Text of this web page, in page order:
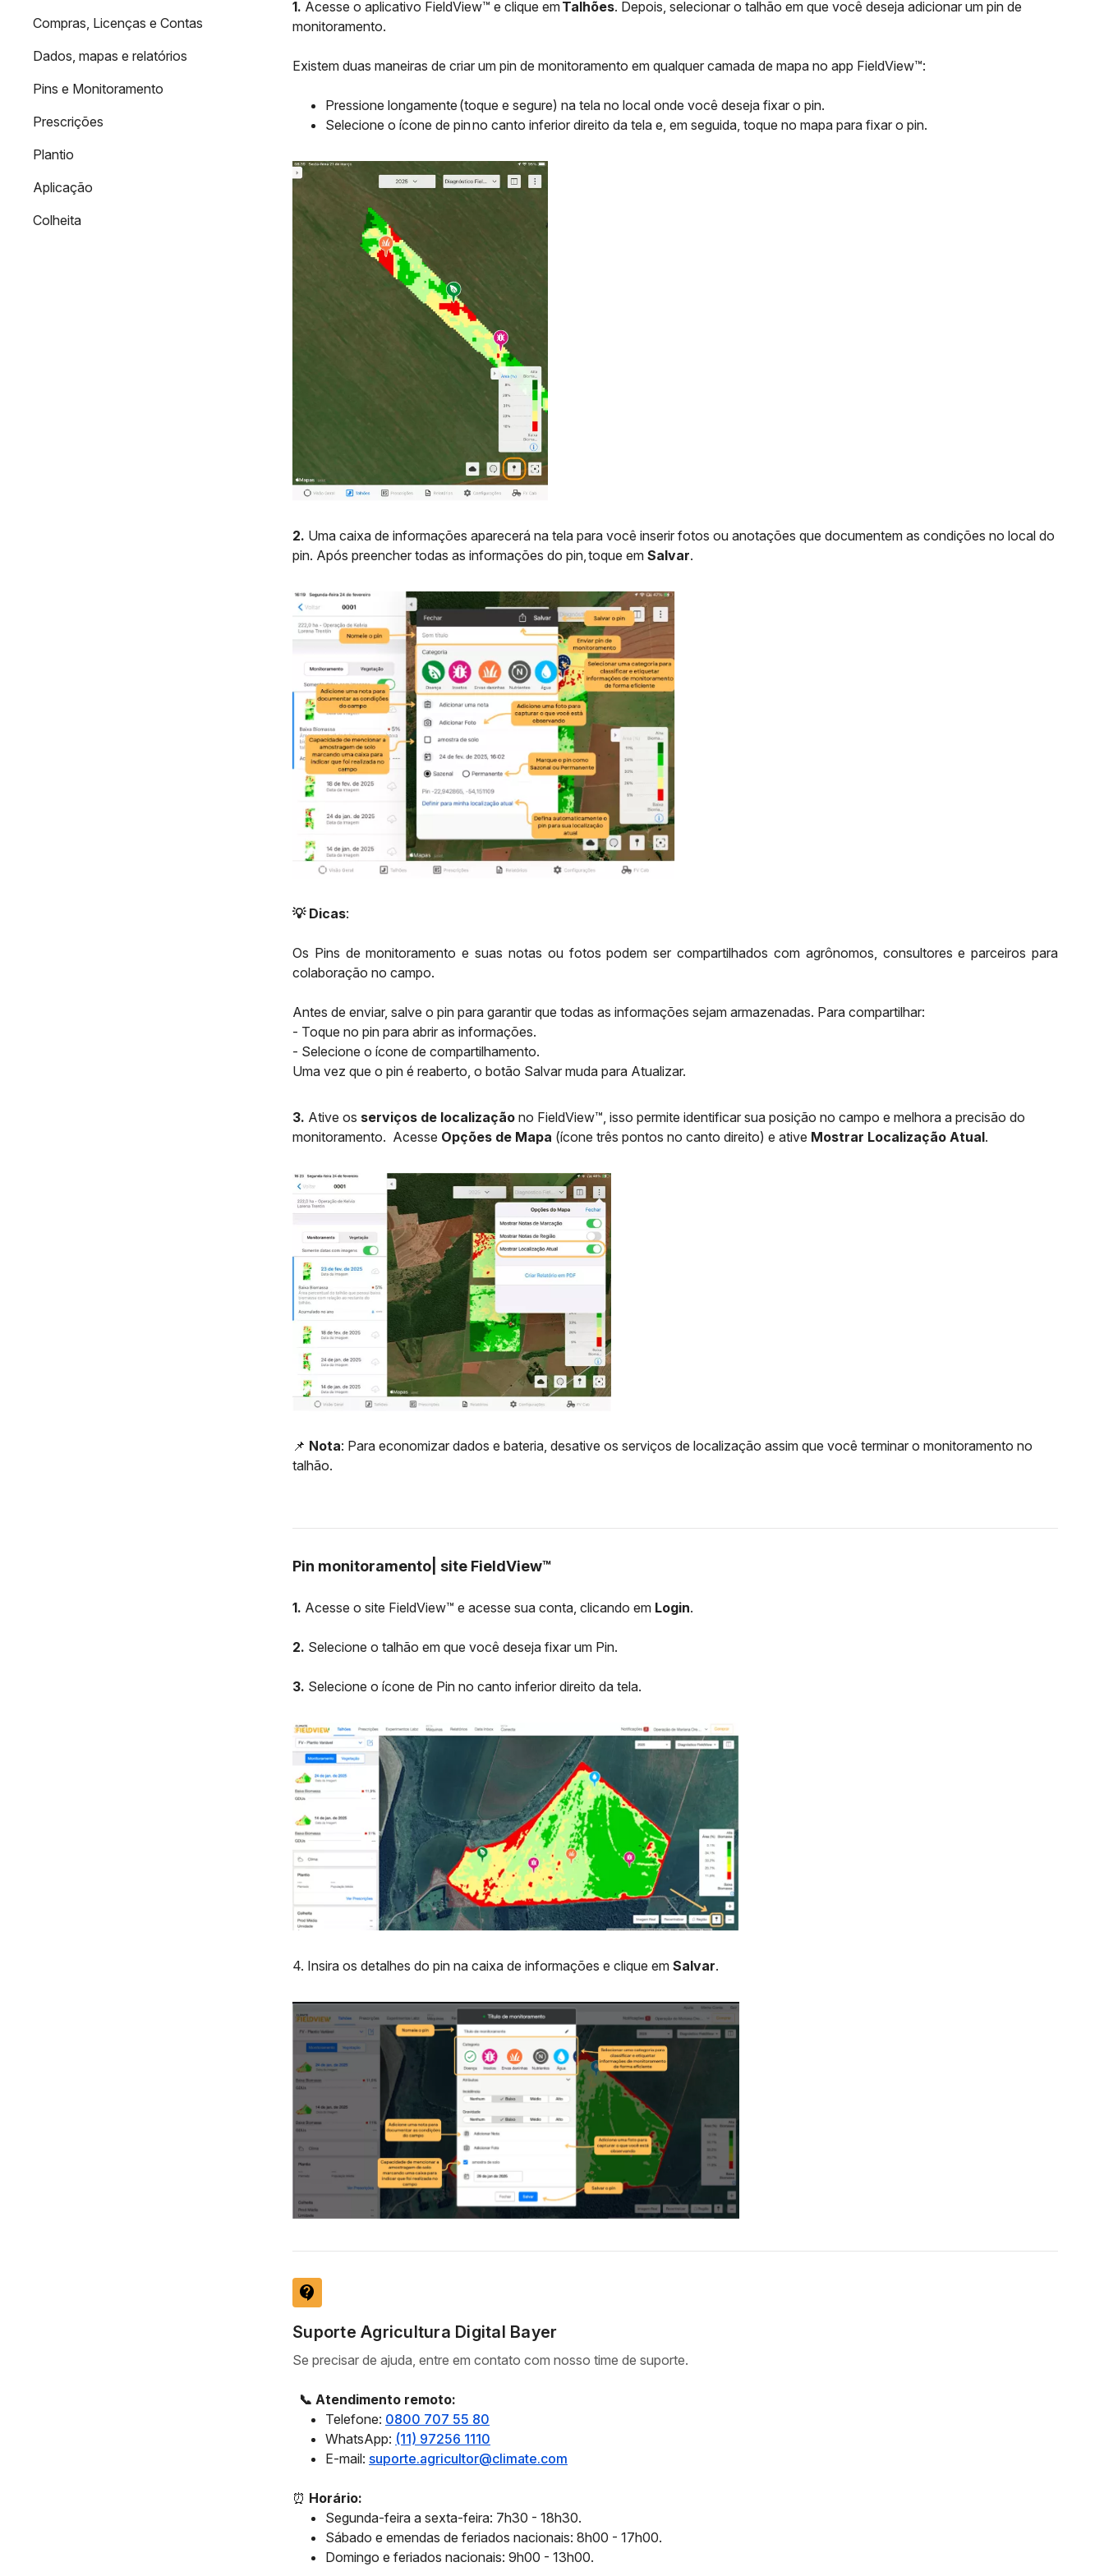
Compras, Licenças e Contas
Dados, mapas e relatórios
Pins e Monitoramento
Prescrições
Plantio
Aplicação
Colheita
1. Acesse o aplicativo FieldView™ e clique emTalhões. Depois, selecionar o talhão em que você deseja adicionar um pin de
monitoramento.
Existem duas maneiras de criar um pin de monitoramento em qualquer camada de mapa no app FieldView™:
Pressione longamente (toque e segure) na tela no local onde você deseja fixar o pin.
Selecione o ícone de pin no canto inferior direito da tela e, em seguida, toque no mapa para fixar o pin.
2. Uma caixa de informações aparecerá na tela para você inserir fotos ou anotações que documentem as condições no local do
pin. Após preencher todas as informações do pin, toque em Salvar.
💡 Dicas:
Os Pins de monitoramento e suas notas ou fotos podem ser compartilhados com agrônomos, consultores e parceiros para
colaboração no campo.
Antes de enviar, salve o pin para garantir que todas as informações sejam armazenadas. Para compartilhar:
- Toque no pin para abrir as informações.
- Selecione o ícone de compartilhamento.
Uma vez que o pin é reaberto, o botão Salvar muda para Atualizar.
3. Ative os serviços de localização no FieldView™, isso permite identificar sua posição no campo e melhora a precisão do
monitoramento. Acesse Opções de Mapa (ícone três pontos no canto direito) e ative Mostrar Localização Atual.
📌 Nota: Para economizar dados e bateria, desative os serviços de localização assim que você terminar o monitoramento no
talhão.
Pin monitoramento| site FieldView™
1. Acesse o site FieldView™ e acesse sua conta, clicando em Login.
2. Selecione o talhão em que você deseja fixar um Pin.
3. Selecione o ícone de Pin no canto inferior direito da tela.
4. Insira os detalhes do pin na caixa de informações e clique em Salvar.
contact_support
Suporte Agricultura Digital Bayer
Se precisar de ajuda, entre em contato com nosso time de suporte.
📞 Atendimento remoto:
Telefone: 0800 707 55 80
WhatsApp: (11) 97256 1110
E-mail: suporte.agricultor@climate.com
⏰ Horário:
Segunda-feira a sexta-feira: 7h30 - 18h30.
Sábado e emendas de feriados nacionais: 8h00 - 17h00.
Domingo e feriados nacionais: 9h00 - 13h00.